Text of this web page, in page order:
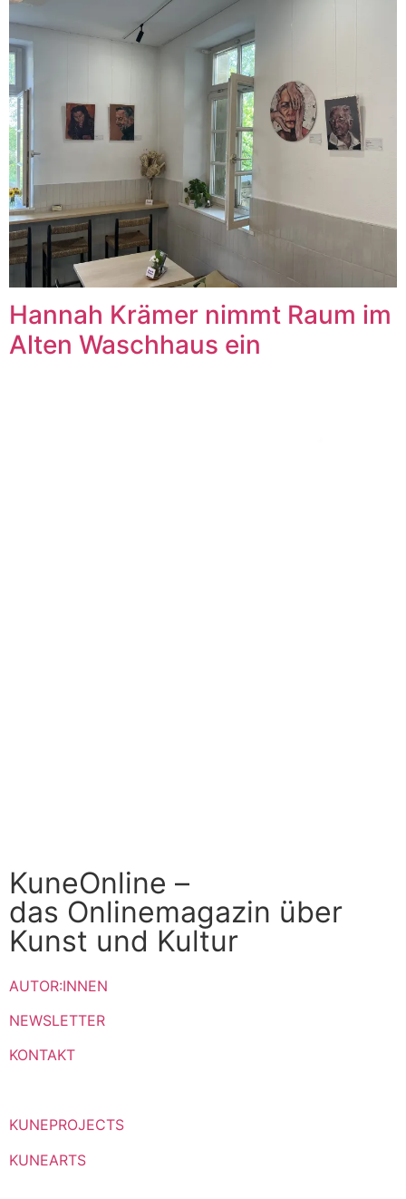
Hannah Krämer nimmt Raum im
Alten Waschhaus ein
KuneOnline –
das Onlinemagazin über
Kunst und Kultur
AUTOR:INNEN
NEWSLETTER
KONTAKT
KUNEPROJECTS
KUNEARTS